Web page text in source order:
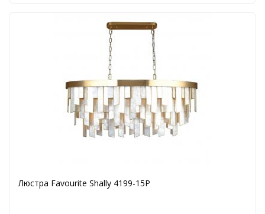
Люстра Favourite Shally 4199-15P